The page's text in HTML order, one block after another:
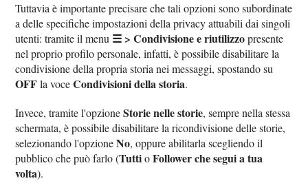
Tuttavia è importante precisare che tali opzioni sono subordinate
a delle specifiche impostazioni della privacy attuabili dai singoli
utenti: tramite il menu ☰ > Condivisione e riutilizzopresente
nel proprio profilo personale, infatti, è possibile disabilitare la
condivisione della propria storia nei messaggi, spostando su
OFFla voceCondivisioni della storia.
Invece, tramite l'opzioneStorie nelle storie, sempre nella stessa
schermata, è possibile disabilitare la ricondivisione delle storie,
selezionando l'opzioneNo, oppure abilitarla scegliendo il
pubblico che può farlo (TuttioFollower che segui a tua
volta).